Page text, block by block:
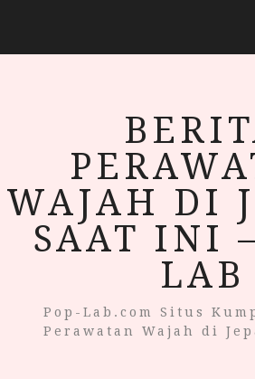
WAJAH DI
SAAT INI
LAB
Pop-Lab.com Situs
Perawatan Wajah di